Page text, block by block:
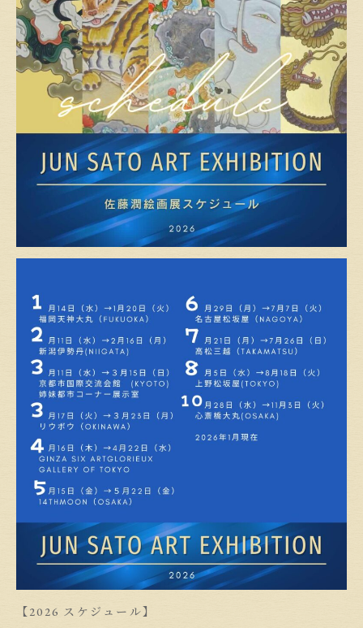
【2026 スケジュール】